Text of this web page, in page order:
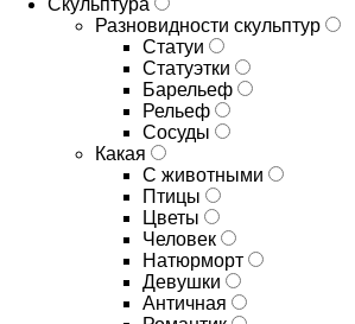
Скульптура
Разновидности скульптур
Статуи
Статуэтки
Барельеф
Рельеф
Сосуды
Какая
С животными
Птицы
Цветы
Человек
Натюрморт
Девушки
Античная